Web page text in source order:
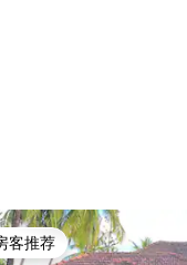
满分 5 分），共 8 条评价
「房客推荐」
客推荐